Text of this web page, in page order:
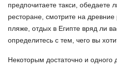
предпочитаете такси, обедаете
ресторане, смотрите на
пляже, отдых в Египте вряд ли
определитесь с тем, чего вы
Некоторым достаточно и одного